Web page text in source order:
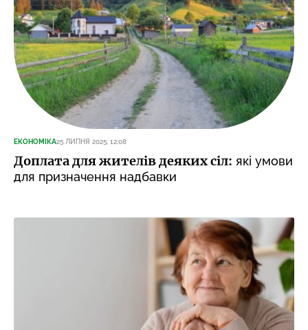
ЕКОНОМІКА25 ЛИПНЯ 2025, 12:08
Доплата для жителів деяких сіл: які умови
для призначення надбавки